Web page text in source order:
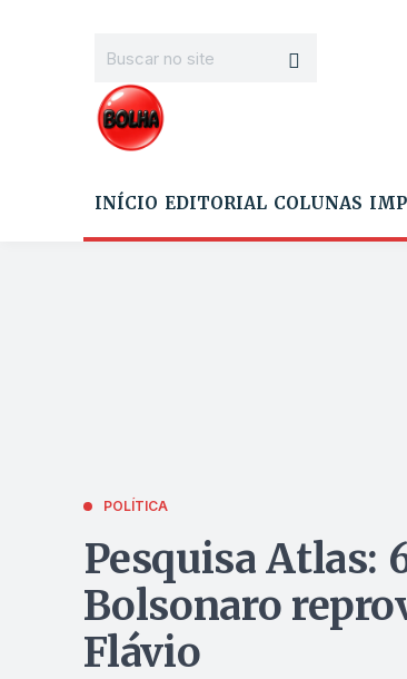
INÍCIO EDITORIAL COLUNAS
POLÍTICA
Pesquisa Atlas:
Bolsonaro
Flávio